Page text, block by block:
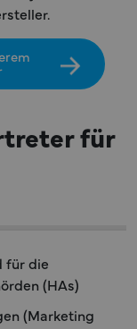
für
für die
(HAs)
(Marketing